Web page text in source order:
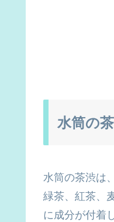
水筒の
水筒の茶渋は
緑茶、紅茶、
に成分が付着